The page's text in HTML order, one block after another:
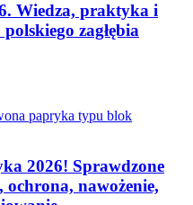
Wiedza, praktyka i
zagłębia
2026! Sprawdzone
nawożenie,